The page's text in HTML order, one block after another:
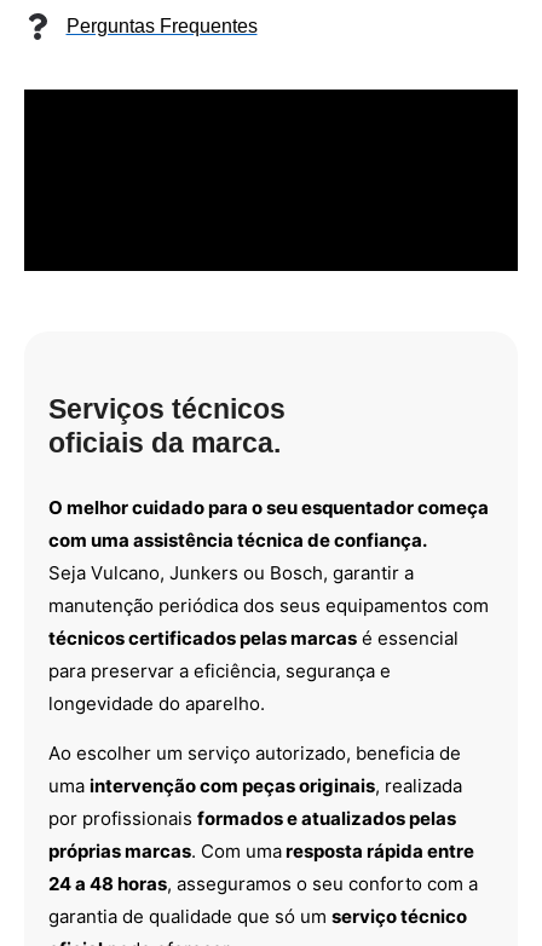
Perguntas Frequentes
Serviços técnicos
oficiais da marca.
O melhor cuidado para o seu esquentador começa
com uma assistência técnica de confiança.
Seja Vulcano, Junkers ou Bosch, garantir a
manutenção periódica dos seus equipamentos com
técnicos certificados pelas marcas é essencial
para preservar a eficiência, segurança e
longevidade do aparelho.
Ao escolher um serviço autorizado, beneficia de
uma intervenção com peças originais, realizada
por profissionais formados e atualizados pelas
próprias marcas. Com umaresposta rápida entre
24 a 48 horas, asseguramos o seu conforto com a
garantia de qualidade que só um serviço técnico